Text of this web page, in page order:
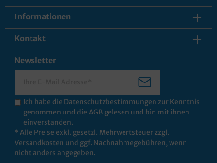
Informationen
Kontakt
Newsletter
Ich habe die Datenschutzbestimmungen zur Kenntnis
genommen und die AGB gelesen und bin mit ihnen
einverstanden.
* Alle Preise exkl. gesetzl. Mehrwertsteuer zzgl.
Versandkosten und ggf. Nachnahmegebühren, wenn
nicht anders angegeben.